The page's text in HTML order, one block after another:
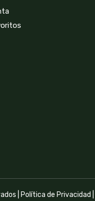
| Política de Privacidad